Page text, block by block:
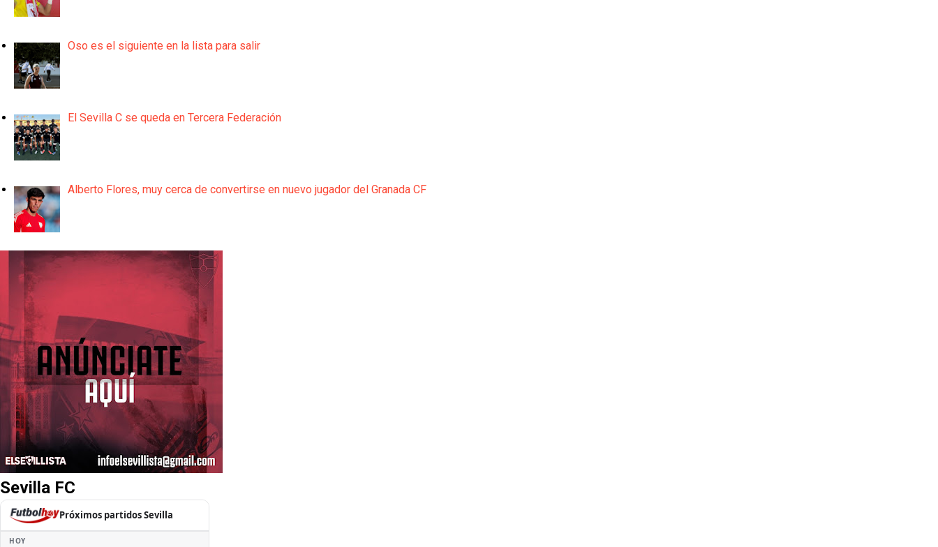
Oso es el siguiente en la lista para salir
El Sevilla C se queda en Tercera Federación
Alberto Flores, muy cerca de convertirse en nuevo jugador del Granada CF
Sevilla FC